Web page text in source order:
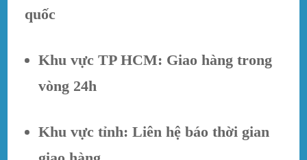
quốc
Khu vực TP HCM: Giao hàng trong
vòng 24h
Khu vực tỉnh: Liên hệ báo thời gian